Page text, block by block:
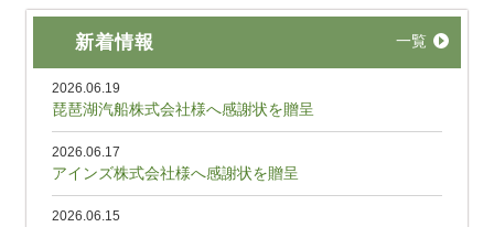
新着情報 一覧
2026.06.19
琵琶湖汽船株式会社様へ感謝状を贈呈
2026.06.17
アインズ株式会社様へ感謝状を贈呈
2026.06.15